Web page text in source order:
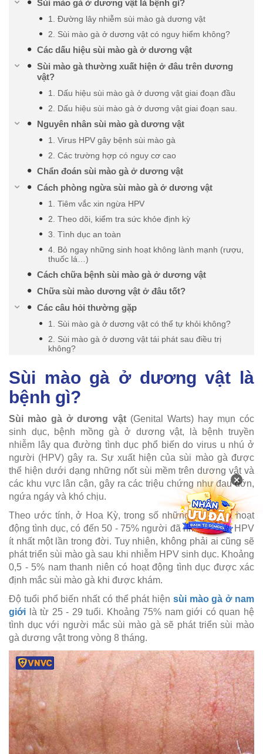
Sùi mào gà ở dương vật là bệnh gì?
1. Đường lây nhiễm sùi mào gà dương vật
2. Sùi mào gà ở dương vật có nguy hiểm không?
Các dấu hiệu sùi mào gà ở dương vật
Sùi mào gà thường xuất hiện ở đâu trên dương
vật?
1. Dấu hiệu sùi mào gà ở dương vật giai đoạn đầu
2. Dấu hiệu sùi mào gà ở dương vật giai đoạn sau.
Nguyên nhân sùi mào gà dương vật
1. Virus HPV gây bệnh sùi mào gà
2. Các trường hợp có nguy cơ cao
Chẩn đoán sùi mào gà ở dương vật
Cách phòng ngừa sùi mào gà ở dương vật
1. Tiêm vắc xin ngừa HPV
2. Theo dõi, kiểm tra sức khỏe định kỳ
3. Tình dục an toàn
4. Bỏ ngay những sinh hoạt không lành mạnh (rượu,
thuốc lá…)
Cách chữa bệnh sùi mào gà ở dương vật
Chữa sùi mào dương vật ở đâu tốt?
Các câu hỏi thường gặp
1. Sùi mào gà ở dương vật có thể tự khỏi không?
2. Sùi mào gà ở dương vật tái phát sau điều trị
không?
Sùi mào gà ở dương vật là
bệnh gì?
Sùi mào gà ở dương vật(Genital Warts) hay mụn cóc
sinh dục, bệnh mồng gà ở dương vật, là bệnh truyền
nhiễm lây qua đường tình dục phổ biến do virus u nhú ở
người (HPV) gây ra. Sự xuất hiện của sùi mào gà được
thể hiện dưới dạng những nốt sùi mềm trên dương vật và
các khu vực lân cận, gây ra các triệu chứng như đau đớn,
ngứa ngáy và khó chịu.
Theo ước tính, ở Hoa Kỳ, trong số những người đã hoạt
động tình dục, có đến 50 - 75% người đã nhiễm virus HPV
ít nhất một lần trong đời. Tuy nhiên, không phải ai cũng sẽ
phát triển sùi mào gà sau khi nhiễm HPV sinh dục. Khoảng
0,5 - 5% nam thanh niên có hoạt động tình dục được xác
định mắc sùi mào gà khi được khám.
Độ tuổi phổ biến nhất có thể phát hiện sùi mào gà ở nam
giới là từ 25 - 29 tuổi. Khoảng 75% nam giới có quan hệ
tình dục với người mắc sùi mào gà sẽ phát triển sùi mào
gà dương vật trong vòng 8 tháng.
×